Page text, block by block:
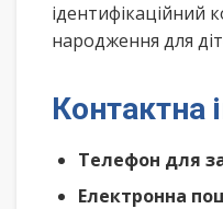
ідентифікаційний
народження для
Контактна
Телефон для
Електронна